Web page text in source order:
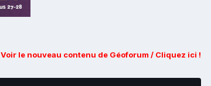
Voir le nouveau contenu de Géoforum / Cliquez ici !